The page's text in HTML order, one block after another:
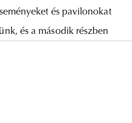
és pavilonokat
és a második részben